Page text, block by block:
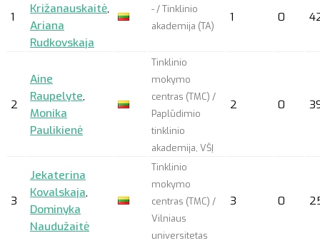
1
Križanauskaitė,
Ariana
Rudkovskaja
- / Tinklinio
akademija (TA)
1 0
2
Aine
Raupelyte,
Monika
Paulikienė
Tinklinio
mokymo
centras (TMC) /
Paplūdimio
tinklinio
akademija, VŠĮ
2 0
3
Jekaterina
Kovalskaja,
Dominyka
Naudužaitė
Tinklinio
mokymo
centras (TMC) /
Vilniaus
universitetas
3 0